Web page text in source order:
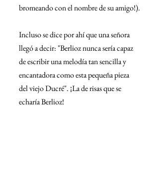
bromeando con el nombre de su amigo!).
Incluso se dice por ahí que una señora
llegó a decir: "Berlioz nunca sería capaz
de escribir una melodía tan sencilla y
encantadora como esta pequeña pieza
del viejo Ducré". ¡La de risas que se
echaría Berlioz!